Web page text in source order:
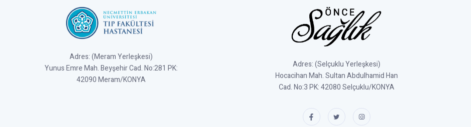
Adres: (Meram Yerleşkesi)
Yunus Emre Mah. Beyşehir Cad. No:281 PK:
42090 Meram/KONYA
Adres: (Selçuklu Yerleşkesi)
Hocacihan Mah. Sultan Abdulhamid Han
Cad. No:3 PK: 42080 Selçuklu/KONYA